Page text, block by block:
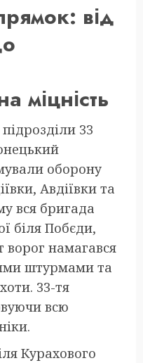
від
міцність
33
оборону
Авдіївки та
вся бригада
біля Побєди,
ворог намагався
штурмами та
33-тя
всю
Курахового